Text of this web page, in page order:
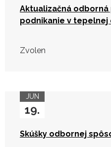
Aktualizačná odborná
podnikanie v
Zvolen
JUN
19.
Skúšky odbornej